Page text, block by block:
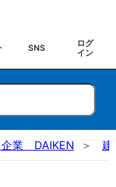
SNS
ログ
イン
企業 DAIKEN 建